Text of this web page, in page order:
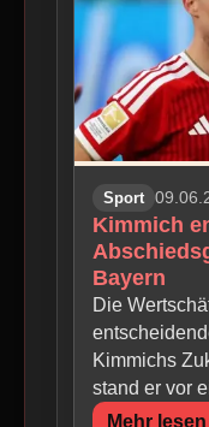
Sport
Kimmich
Bayern
Die
Kimmichs
stand er vor
Mehr lesen